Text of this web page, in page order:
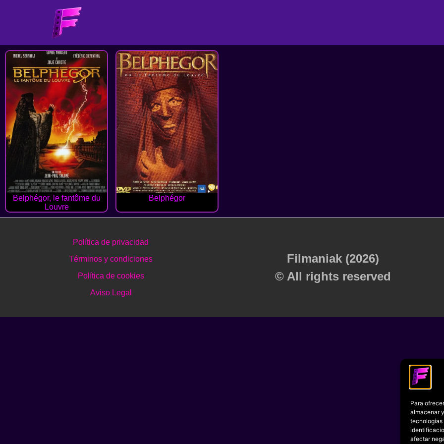
Para
almacenar
tecnologías
afectar
Belphégor, le fantôme du
Louvre
Belphégor
Política de privacidad
Términos y condiciones
Política de cookies
Aviso Legal
Filmaniak (2026)
© All rights reserved